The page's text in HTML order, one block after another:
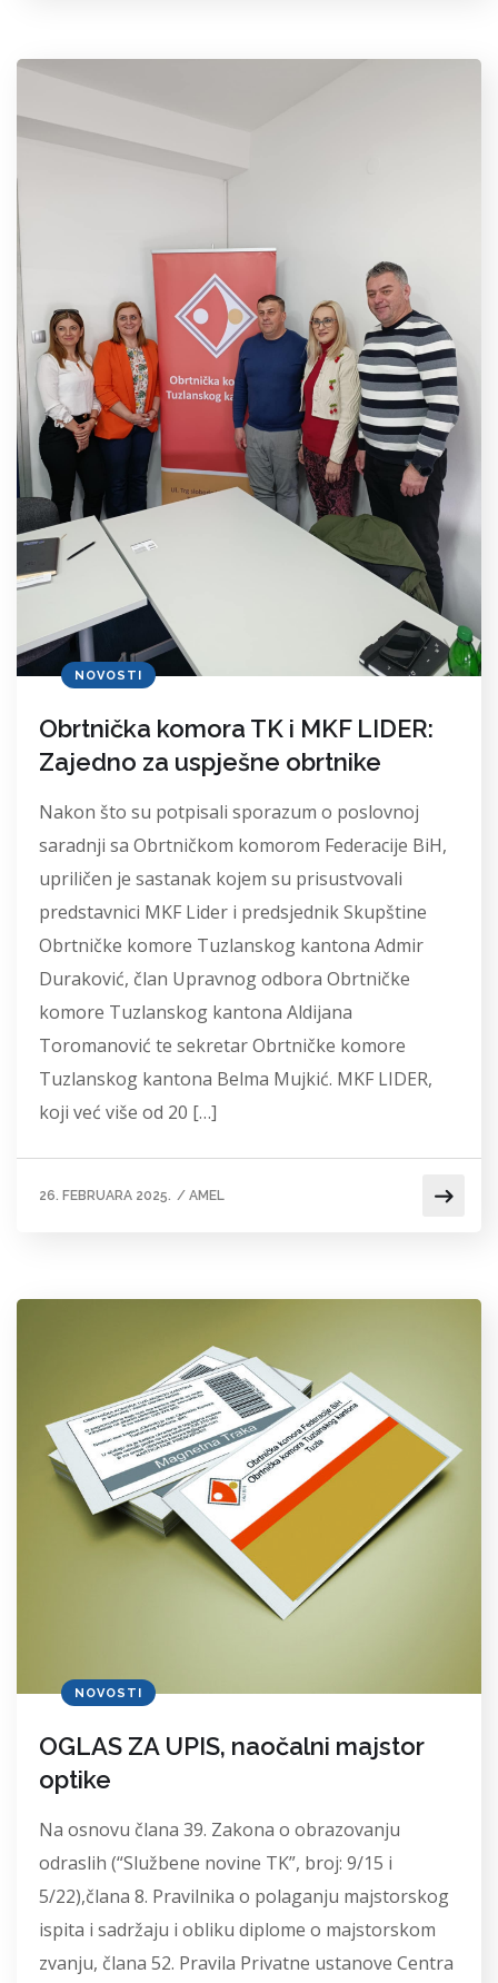
NOVOSTI
Obrtnička komora TK i MKF LIDER:
Zajedno za uspješne obrtnike
Nakon što su potpisali sporazum o poslovnoj
saradnji sa Obrtničkom komorom Federacije BiH,
upriličen je sastanak kojem su prisustvovali
predstavnici MKF Lider i predsjednik Skupštine
Obrtničke komore Tuzlanskog kantona Admir
Duraković, član Upravnog odbora Obrtničke
komore Tuzlanskog kantona Aldijana
Toromanović te sekretar Obrtničke komore
Tuzlanskog kantona Belma Mujkić. MKF LIDER,
koji već više od 20 […]
26. FEBRUARA 2025. / AMEL
NOVOSTI
OGLAS ZA UPIS, naočalni majstor
optike
Na osnovu člana 39. Zakona o obrazovanju
odraslih (“Službene novine TK”, broj: 9/15 i
5/22),člana 8. Pravilnika o polaganju majstorskog
ispita i sadržaju i obliku diplome o majstorskom
zvanju, člana 52. Pravila Privatne ustanove Centra